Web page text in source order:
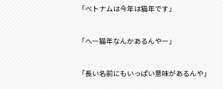
「ベトナムは今年は猫年です」
「へー猫年なんかあるんやー」
「長い名前にもいっぱい意味があるんや」